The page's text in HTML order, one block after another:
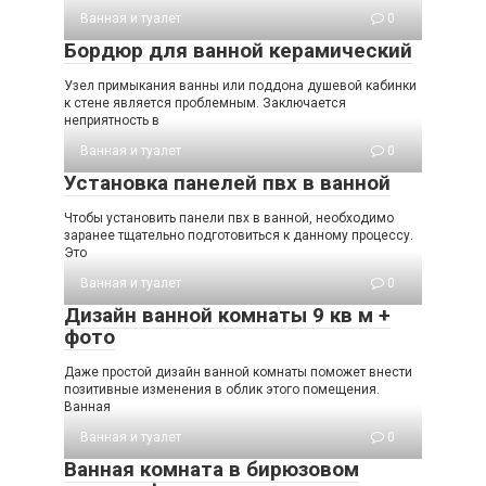
Ванная и туалет 0
Бордюр для ванной керамический
Узел примыкания ванны или поддона душевой кабинки
к стене является проблемным. Заключается
неприятность в
Ванная и туалет
0
Установка панелей пвх в ванной
Чтобы установить панели пвх в ванной, необходимо
заранее тщательно подготовиться к данному процессу.
Это
Ванная и туалет
0
Дизайн ванной комнаты 9 кв м +
фото
Даже простой дизайн ванной комнаты поможет внести
позитивные изменения в облик этого помещения.
Ванная
Ванная и туалет
0
Ванная комната в бирюзовом